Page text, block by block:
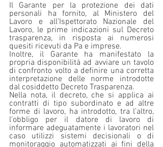
Il Garante per la protezione dei dati
personali ha fornito, al Ministero del
Lavoro e all’Ispettorato Nazionale del
Lavoro, le prime indicazioni sul Decreto
trasparenza, in risposta ai numerosi
quesiti ricevuti da Pa e imprese.
Inoltre, il Garante ha manifestato la
propria disponibilità ad avviare un tavolo
di confronto volto a definire una corretta
interpretazione delle norme introdotte
dal cosiddetto Decreto Trasparenza.
Nella nota, il decreto, che si applica ai
contratti di tipo subordinato e ad altre
forme di lavoro, ha introdotto, tra l’altro,
l’obbligo per il datore di lavoro di
informare adeguatamente i lavoratori nel
caso utilizzi sistemi decisionali o di
monitoraggio automatizzati ai fini della